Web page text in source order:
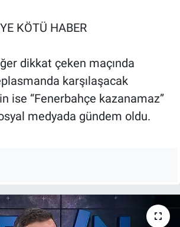
KÖTÜ HABER
dikkat çeken maçında
karşılaşacak
ise “Fenerbahçe kazanamaz”
medyada gündem oldu.